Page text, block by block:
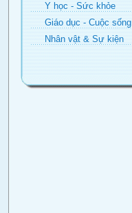
Y học - Sức khỏe
Giáo dục - Cuộc sống
Nhân vật & Sự kiện